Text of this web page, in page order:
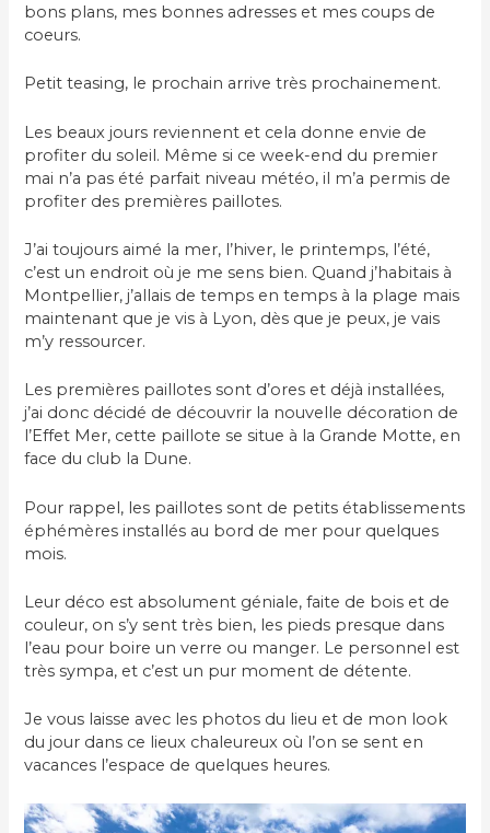
bons plans, mes bonnes adresses et mes coups de
coeurs.
Petit teasing, le prochain arrive très prochainement.
Les beaux jours reviennent et cela donne envie de
profiter du soleil. Même si ce week-end du premier
mai n’a pas été parfait niveau météo, il m’a permis de
profiter des premières paillotes.
J’ai toujours aimé la mer, l’hiver, le printemps, l’été,
c’est un endroit où je me sens bien. Quand j’habitais à
Montpellier, j’allais de temps en temps à la plage mais
maintenant que je vis à Lyon, dès que je peux, je vais
m’y ressourcer.
Les premières paillotes sont d’ores et déjà installées,
j’ai donc décidé de découvrir la nouvelle décoration de
l’Effet Mer, cette paillote se situe à la Grande Motte, en
face du club la Dune.
Pour rappel, les paillotes sont de petits établissements
éphémères installés au bord de mer pour quelques
mois.
Leur déco est absolument géniale, faite de bois et de
couleur, on s’y sent très bien, les pieds presque dans
l’eau pour boire un verre ou manger. Le personnel est
très sympa, et c’est un pur moment de détente.
Je vous laisse avec les photos du lieu et de mon look
du jour dans ce lieux chaleureux où l’on se sent en
vacances l’espace de quelques heures.